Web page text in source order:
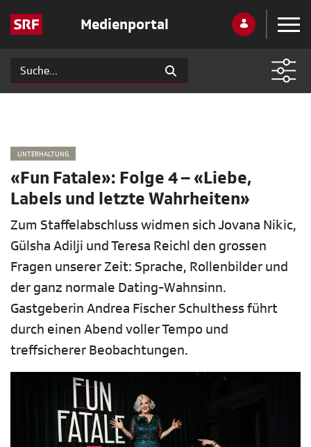
Medienportal
UNTERHALTUNG
«Fun Fatale»: Folge 4 – «Liebe,
Labels und letzte Wahrheiten»
Zum Staffelabschluss widmen sich Jovana Nikic,
Gülsha Adilji und Teresa Reichl den grossen
Fragen unserer Zeit: Sprache, Rollenbilder und
der ganz normale Dating-Wahnsinn.
Gastgeberin Andrea Fischer Schulthess führt
durch einen Abend voller Tempo und
treffsicherer Beobachtungen.